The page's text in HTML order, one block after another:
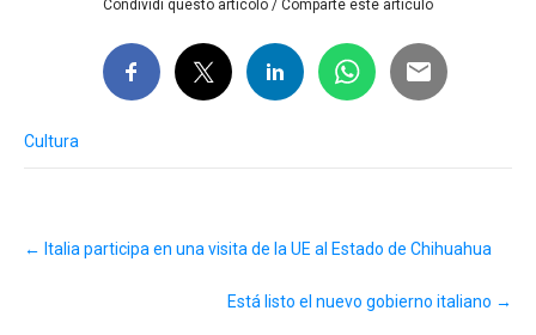
Condividi questo articolo / Comparte este artículo
Cultura
navigation
← Italia participa en una visita de la UE al Estado de Chihuahua
Está listo el nuevo gobierno italiano →